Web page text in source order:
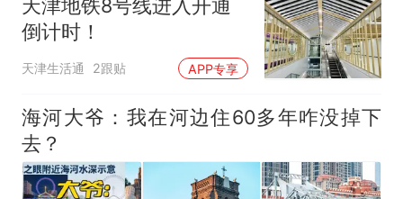
天津地铁8号线进入开通
倒计时！
天津生活通 2跟贴 APP专享
海河大爷：我在河边住60多年咋没掉下
去？